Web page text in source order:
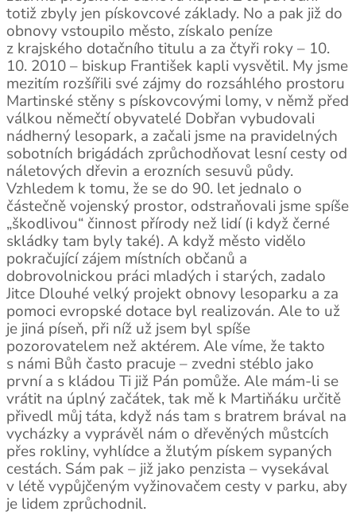
totiž zbyly jen pískovcové základy. No a pak již do
obnovy vstoupilo město, získalo peníze
z krajského dotačního titulu a za čtyři roky – 10.
10. 2010 – biskup František kapli vysvětil. My jsme
mezitím rozšířili své zájmy do rozsáhlého prostoru
Martinské stěny s pískovcovými lomy, v němž před
válkou němečtí obyvatelé Dobřan vybudovali
nádherný lesopark, a začali jsme na pravidelných
sobotních brigádách zprůchodňovat lesní cesty od
náletových dřevin a erozních sesuvů půdy.
Vzhledem k tomu, že se do 90. let jednalo o
částečně vojenský prostor, odstraňovali jsme spíše
„škodlivou“ činnost přírody než lidí (i když černé
skládky tam byly také). A když město vidělo
pokračující zájem místních občanů a
dobrovolnickou práci mladých i starých, zadalo
Jitce Dlouhé velký projekt obnovy lesoparku a za
pomoci evropské dotace byl realizován. Ale to už
je jiná píseň, při níž už jsem byl spíše
pozorovatelem než aktérem. Ale víme, že takto
s námi Bůh často pracuje – zvedni stéblo jako
první a s kládou Ti již Pán pomůže. Ale mám-li se
vrátit na úplný začátek, tak mě k Martiňáku určitě
přivedl můj táta, když nás tam s bratrem brával na
vycházky a vyprávěl nám o dřevěných můstcích
přes rokliny, vyhlídce a žlutým pískem sypaných
cestách. Sám pak – již jako penzista – vysekával
v létě vypůjčeným vyžinovačem cesty v parku, aby
je lidem zprůchodnil.